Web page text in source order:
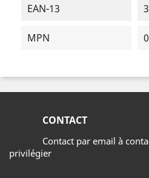
EAN-13
MPN
CONTACT
Contact par email à
privilégier